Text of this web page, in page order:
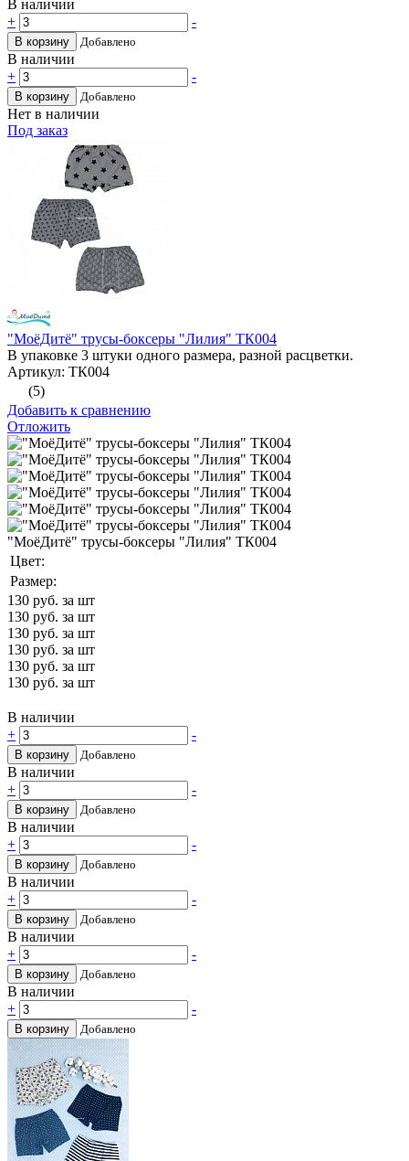
В наличии
+
-
В корзину Добавлено
В наличии
+
-
В корзину Добавлено
Нет в наличии
Под заказ
"МоёДитё" трусы-боксеры "Лилия" ТК004
В упаковке 3 штуки одного размера, разной расцветки.
Артикул: ТК004
(5)
Добавить к сравнению
Отложить
"МоёДитё" трусы-боксеры "Лилия" ТК004
Цвет:
Размер:
130 руб. за шт
130 руб. за шт
130 руб. за шт
130 руб. за шт
130 руб. за шт
130 руб. за шт
В наличии
+
-
В корзину Добавлено
В наличии
+
-
В корзину Добавлено
В наличии
+
-
В корзину Добавлено
В наличии
+
-
В корзину Добавлено
В наличии
+
-
В корзину Добавлено
В наличии
+
-
В корзину Добавлено